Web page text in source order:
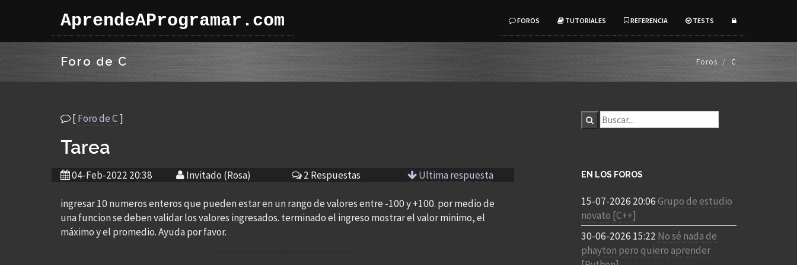
AprendeAProgramar.com FOROS TUTORIALES REFERENCIA TESTS
Foro de C Foros C
[Foro de C]
Tarea
04-Feb-2022 20:38 Invitado (Rosa) 2 Respuestas Ultima respuesta
ingresar 10 numeros enteros que pueden estar en un rango de valores entre -100 y +100. por medio de
una funcion se deben validar los valores ingresados. terminado el ingreso mostrar el valor minimo, el
máximo y el promedio. Ayuda por favor.
EN LOS FOROS
15-07-2026 20:06Grupo de estudio
novato [C++]
30-06-2026 15:22 No sé nada de
phayton pero quiero aprender